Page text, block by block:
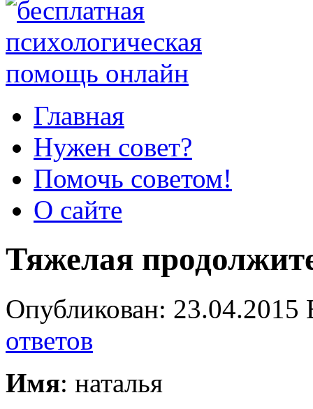
Главная
Нужен совет?
Помочь советом!
О сайте
Тяжелая
Опубликован:
ответов
Имя: наталья